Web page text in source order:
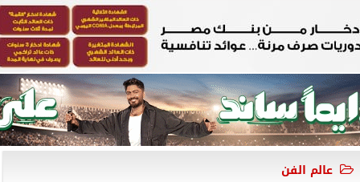
عالم الفن